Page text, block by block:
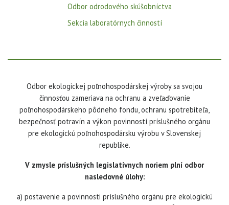
Odbor odrodového skúšobníctva
Sekcia laboratórnych činností
Odbor ekologickej poľnohospodárskej výroby sa svojou
činnosťou zameriava na ochranu a zveľaďovanie
poľnohospodárskeho pôdneho fondu, ochranu spotrebiteľa,
bezpečnosť potravín a výkon povinností príslušného orgánu
pre ekologickú poľnohospodársku výrobu v Slovenskej
republike.
V zmysle príslušných legislatívnych noriem plní odbor
nasledovné úlohy:
a) postavenie a povinnosti príslušného orgánu pre ekologickú